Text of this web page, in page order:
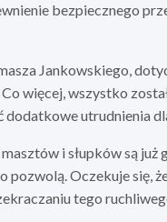
bezpiecznego
Jankowskiego,
więcej, wszystko
dodatkowe utrudnienia
i słupków są
pozwolą. Oczekuje się,
tego